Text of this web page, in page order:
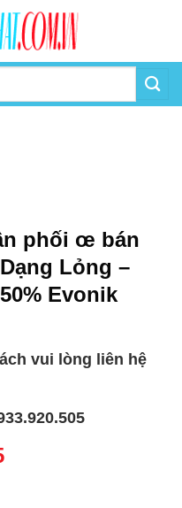
phối œ bán
Lỏng –
Evonik
vui lòng liên hệ